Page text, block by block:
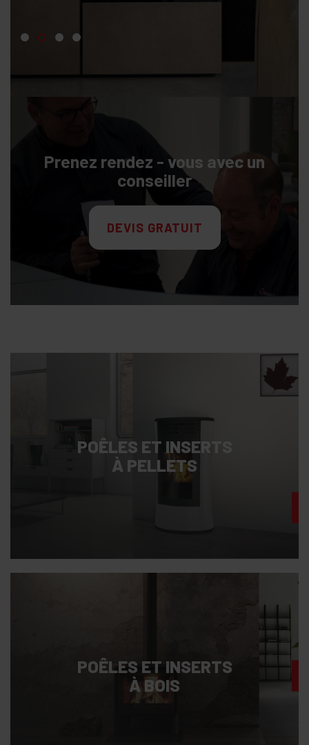
Prenez rendez - vous avec un
conseiller
DEVIS GRATUIT
POÊLES ET INSERTS
À PELLETS
POÊLES ET INSERTS
À BOIS